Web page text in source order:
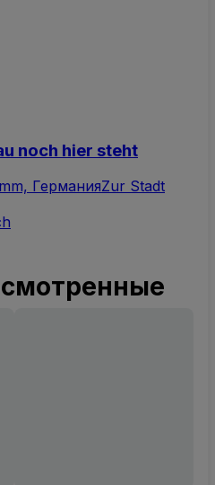
noch hier steht
ГерманияZur Stadt